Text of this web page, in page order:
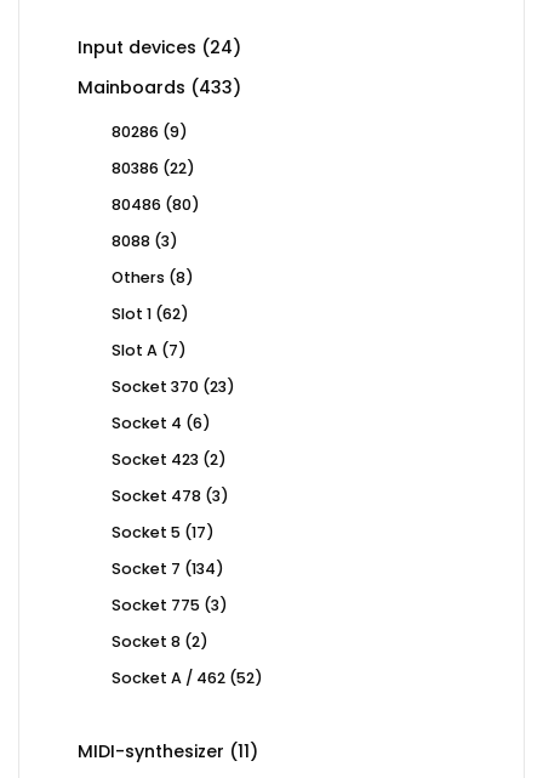
Input devices 2424
products
Mainboards 433433
80286 99
80386 2222
80486 8080
8088 33
Others 88
Slot 1 6262
Slot A 77
Socket 370 2323
Socket 4 66
Socket 423 22
Socket 478 33
Socket 5 1717
Socket 7 134134
Socket 775 33
Socket 8 22
Socket A / 462 5252
MIDI-synthesizer 1111